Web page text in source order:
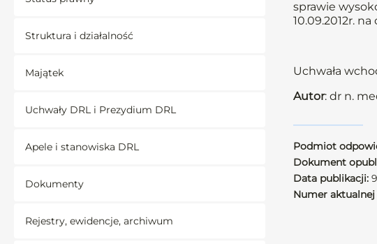
Struktura i działalność
Majątek
Uchwały DRL i Prezydium DRL
Apele i stanowiska DRL
Dokumenty
Rejestry, ewidencje, archiwum
sprawie
10.09.2012r.
Uchwała
Autor: dr n.
Podmiot
Dokument
Data publikacji:
Numer aktualnej